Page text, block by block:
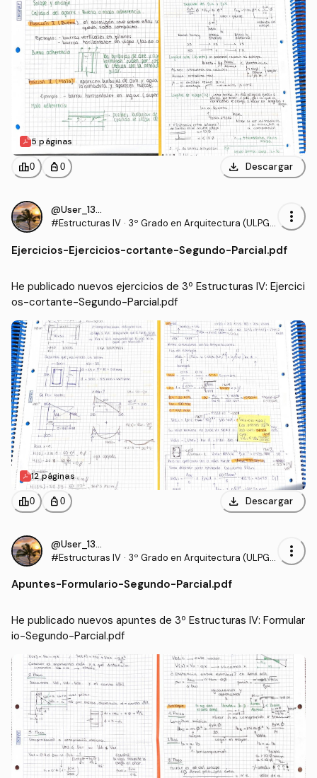
5 páginas
leaderboard0 personal_bag 0 download Descargar
@User_130540
#Estructuras IV · 3º Grado en Arquitectura (ULPG
more_vert
Ejercicios-Ejercicios-cortante-Segundo-Parcial.pdf
He publicado nuevos ejercicios de 3º Estructuras IV: Ejercici
os-cortante-Segundo-Parcial.pdf
12 páginas
leaderboard0 personal_bag 0 download Descargar
@User_130540
#Estructuras IV · 3º Grado en Arquitectura (ULPG
more_vert
Apuntes-Formulario-Segundo-Parcial.pdf
He publicado nuevos apuntes de 3º Estructuras IV: Formular
io-Segundo-Parcial.pdf